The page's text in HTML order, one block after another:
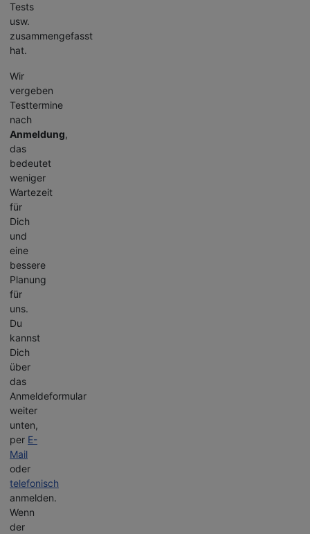
Tests
usw.
zusammengefasst
hat.
Wir
vergeben
Testtermine
nach
Anmeldung,
das
bedeutet
weniger
Wartezeit
für
Dich
und
eine
bessere
Planung
für
uns.
Du
kannst
Dich
über
das
Anmeldeformular
weiter
unten,
per E-
Mail
oder
telefonisch
anmelden.
Wenn
der